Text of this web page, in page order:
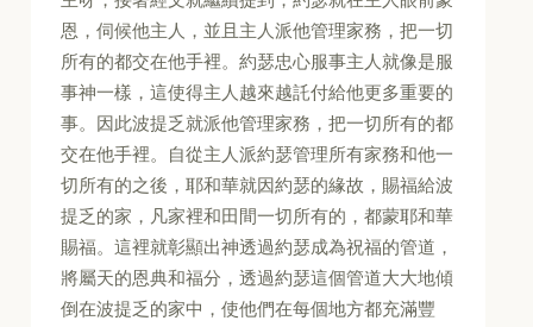
恩，伺候他主人，並且主人派他管理家務，把一切
所有的都交在他手裡。約瑟忠心服事主人就像是服
事神一樣，這使得主人越來越託付給他更多重要的
事。因此波提乏就派他管理家務，把一切所有的都
交在他手裡。自從主人派約瑟管理所有家務和他一
切所有的之後，耶和華就因約瑟的緣故，賜福給波
提乏的家，凡家裡和田間一切所有的，都蒙耶和華
賜福。這裡就彰顯出神透過約瑟成為祝福的管道，
將屬天的恩典和福分，透過約瑟這個管道大大地傾
倒在波提乏的家中，使他們在每個地方都充滿豐